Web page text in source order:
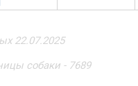
22.07.2025
собаки - 7689